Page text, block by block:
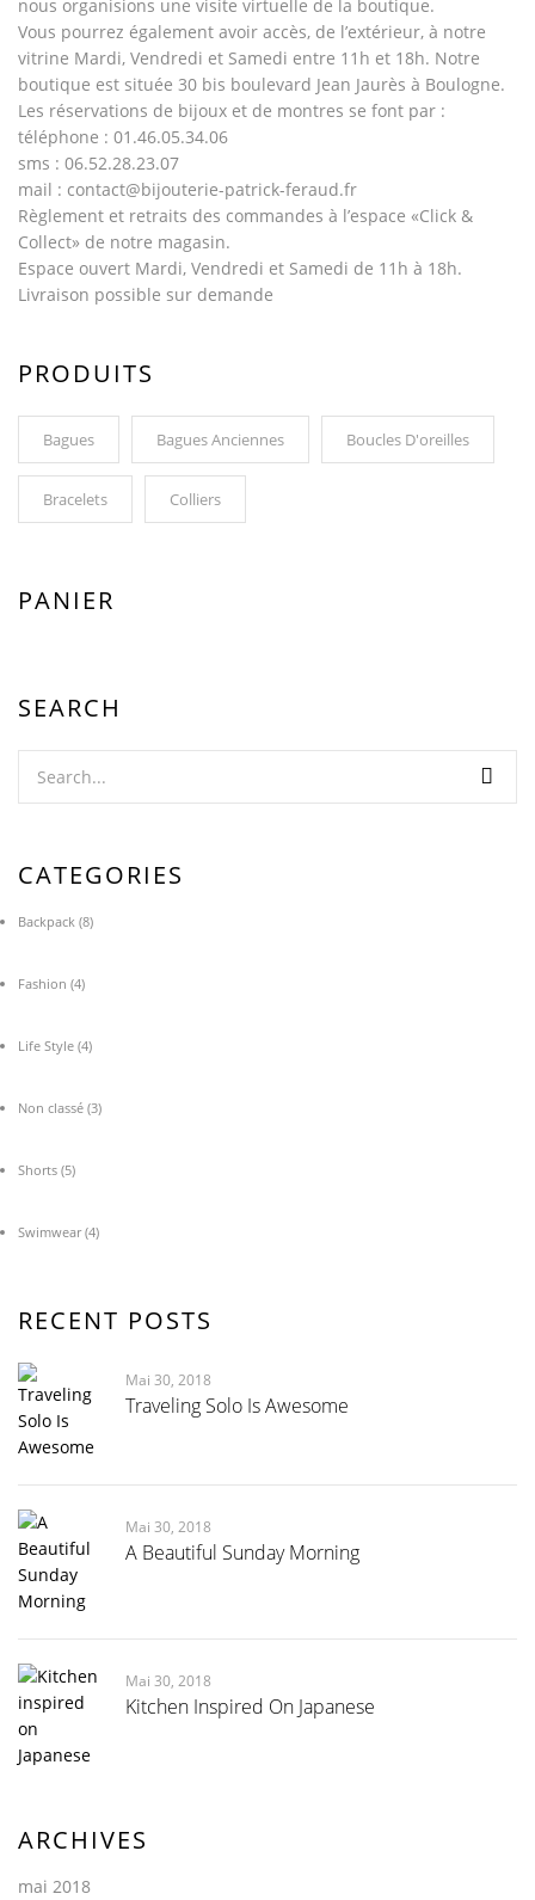
nous organisions une visite virtuelle de la boutique.
Vous pourrez également avoir accès, de l’extérieur, à notre
vitrine Mardi, Vendredi et Samedi entre 11h et 18h. Notre
boutique est située 30 bis boulevard Jean Jaurès à Boulogne.
Les réservations de bijoux et de montres se font par :
téléphone : 01.46.05.34.06
sms : 06.52.28.23.07
mail : contact@bijouterie-patrick-feraud.fr
Règlement et retraits des commandes à l’espace «Click &
Collect» de notre magasin.
Espace ouvert Mardi, Vendredi et Samedi de 11h à 18h.
Livraison possible sur demande
PRODUITS
Bagues Bagues Anciennes Boucles D'oreilles
Bracelets Colliers
PANIER
SEARCH
CATEGORIES
Backpack (8)
Fashion (4)
Life Style (4)
Non classé (3)
Shorts (5)
Swimwear(4)
RECENT POSTS
Mai 30, 2018
Traveling Solo Is Awesome
Mai 30, 2018
A Beautiful Sunday Morning
Mai 30, 2018
Kitchen Inspired On Japanese
ARCHIVES
mai 2018